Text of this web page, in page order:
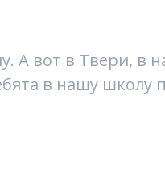
А вот в Твери, в
в нашу